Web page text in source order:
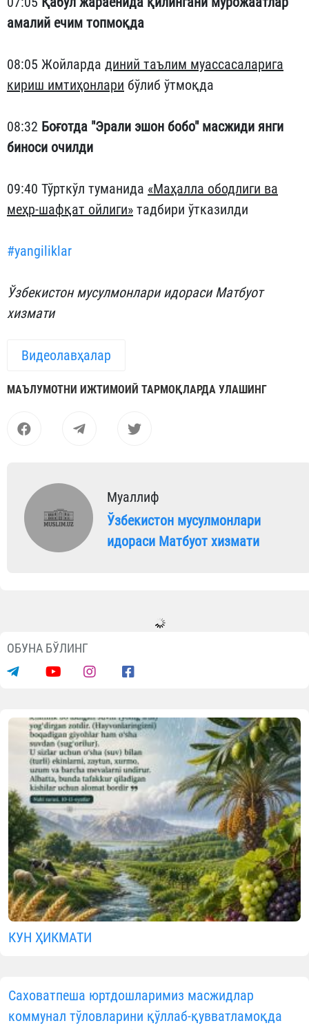
амалий ечим топмоқда
08:05 Жойларда диний таълим муассасаларига
кириш имтиҳонлари бўлиб ўтмоқда
08:32 Боғотда "Эрали эшон бобо" масжиди янги
биноси очилди
09:40 Тўрткўл туманида «Маҳалла ободлиги ва
меҳр-шафқат ойлиги» тадбири ўтказилди
#yangiliklar
Ўзбекистон мусулмонлари идораси Матбуот
хизмати
Видеолавҳалар
МАЪЛУМОТНИ ИЖТИМОИЙ ТАРМОҚЛАРДА УЛАШИНГ
Муаллиф
Ўзбекистон мусулмонлари
идораси Матбуот хизмати
ОБУНА БЎЛИНГ
КУН ҲИКМАТИ
Саховатпеша юртдошларимиз масжидлар
коммунал тўловларини қўллаб-қувватламоқда